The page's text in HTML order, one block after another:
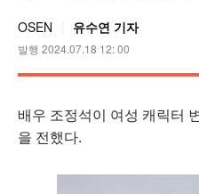
OSEN 유수연 기자
발행 2024.07.18 12: 00
배우 조정석이 여성 캐릭터
을 전했다.